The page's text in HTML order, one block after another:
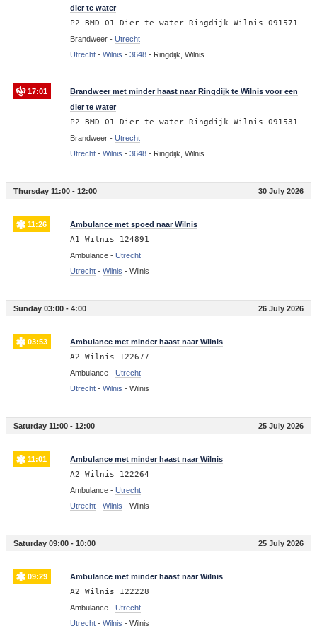
dier te water
P2 BMD-01 Dier te water Ringdijk Wilnis 091571
Brandweer - Utrecht
Utrecht- Wilnis - 3648- Ringdijk, Wilnis
17:01
Brandweer met minder haast naar Ringdijk te Wilnis voor een
dier te water
P2 BMD-01 Dier te water Ringdijk Wilnis 091531
Brandweer - Utrecht
Utrecht- Wilnis - 3648- Ringdijk, Wilnis
Thursday 11:00 - 12:00 30 July 2026
11:26 Ambulance met spoed naar Wilnis
A1 Wilnis 124891
Ambulance - Utrecht
Utrecht- Wilnis - Wilnis
Sunday 03:00 - 4:00 26 July 2026
03:53 Ambulance met minder haast naar Wilnis
A2 Wilnis 122677
Ambulance - Utrecht
Utrecht- Wilnis - Wilnis
Saturday 11:00 - 12:00 25 July 2026
11:01 Ambulance met minder haast naar Wilnis
A2 Wilnis 122264
Ambulance - Utrecht
Utrecht- Wilnis - Wilnis
Saturday 09:00 - 10:00 25 July 2026
09:29 Ambulance met minder haast naar Wilnis
A2 Wilnis 122228
Ambulance - Utrecht
Utrecht- Wilnis - Wilnis